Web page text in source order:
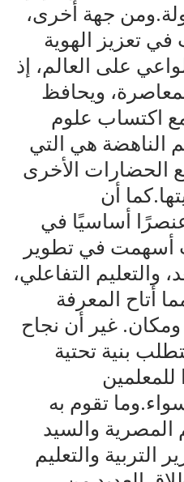
جهة أخرى،
في تعزيز الهوية
على العالم، إذ
ويحافظ
اكتساب علوم
الناهضة هي التي
الحضارات الأخرى
أن
أساسيًا في
أسهمت في تطوير
والتعليم التفاعلي،
أتاح المعرفة
غير أن نجاح
بنية تحتية
للمعلمين
تقوم به
المصرية والسيد
والتعليم